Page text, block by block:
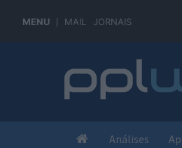
MENU MAIL JORNAIS
Análises